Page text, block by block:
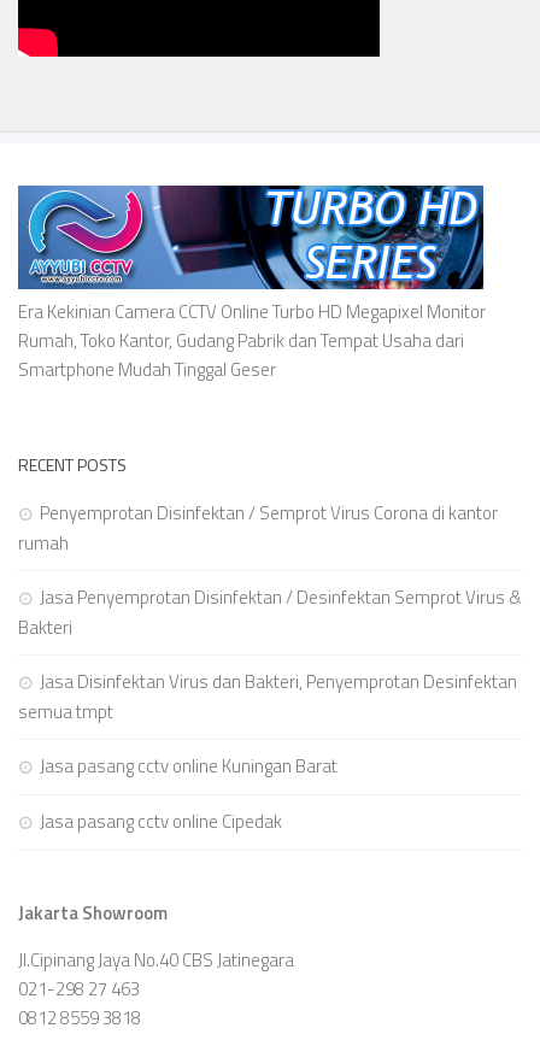
Era Kekinian Camera CCTV Online Turbo HD Megapixel Monitor
Rumah, Toko Kantor, Gudang Pabrik dan Tempat Usaha dari
Smartphone Mudah Tinggal Geser
RECENT POSTS
Penyemprotan Disinfektan / Semprot Virus Corona di kantor
rumah
Jasa Penyemprotan Disinfektan / Desinfektan Semprot Virus &
Bakteri
Jasa Disinfektan Virus dan Bakteri, Penyemprotan Desinfektan
semua tmpt
Jasa pasang cctv online Kuningan Barat
Jasa pasang cctv online Cipedak
Jakarta Showroom
Jl.Cipinang Jaya No.40 CBS Jatinegara
021-298 27 463
0812 8559 3818